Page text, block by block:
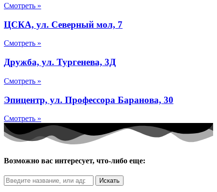
Смотреть »
ЦСКА, ул. Северный мол, 7
Смотреть »
Дружба, ул. Тургенева, 3Д
Смотреть »
Эпицентр, ул. Профессора Баранова, 30
Смотреть »
Возможно вас интересует, что-либо еще:
Искать